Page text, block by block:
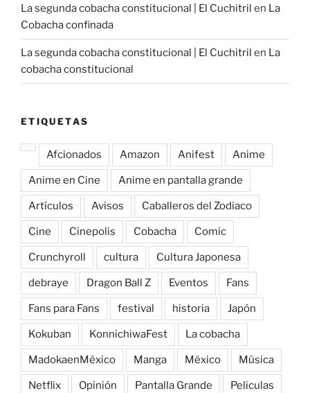
La segunda cobacha constitucional | El Cuchitril en La
Cobacha confinada
La segunda cobacha constitucional | El Cuchitril en La
cobacha constitucional
ETIQUETAS
Afcionados Amazon Anifest Anime
Anime en Cine Anime en pantalla grande
Artículos Avisos Caballeros del Zodiaco
Cine Cinepolis Cobacha Comic
Crunchyroll cultura Cultura Japonesa
debraye Dragon Ball Z Eventos Fans
Fans para Fans festival historia Japón
Kokuban KonnichiwaFest La cobacha
MadokaenMéxico Manga México Música
Netflix Opinión Pantalla Grande Peliculas